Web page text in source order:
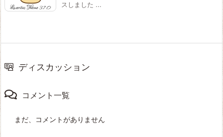
スしました ...
ディスカッション
コメント一覧
まだ、コメントがありません